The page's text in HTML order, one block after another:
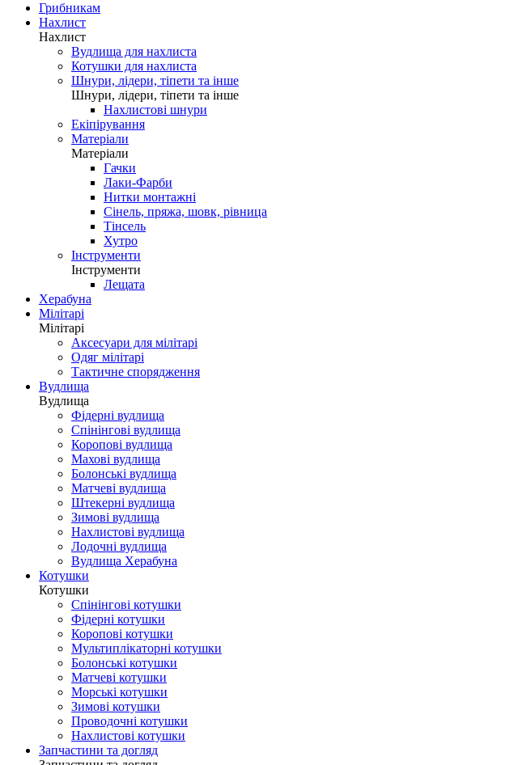
Грибникам
Нахлист
Нахлист
Вудлища для нахлиста
Котушки для нахлиста
Шнури, лідери, тіпети та інше
Шнури, лідери, тіпети та інше
Нахлистові шнури
Екіпірування
Матеріали
Матеріали
Гачки
Лаки-Фарби
Нитки монтажні
Сінель, пряжа, шовк, рівница
Тінсель
Хутро
Інструменти
Інструменти
Лещата
Херабуна
Мілітарі
Мілітарі
Аксесуари для мілітарі
Одяг мілітарі
Тактичне спорядження
Вудлища
Вудлища
Фідерні вудлища
Спінінгові вудлища
Коропові вудлища
Махові вудлища
Болонські вудлища
Матчеві вудлища
Штекерні вудлища
Зимові вудлища
Нахлистові вудлища
Лодочні вудлища
Вудлища Херабуна
Котушки
Котушки
Спінінгові котушки
Фідерні котушки
Коропові котушки
Мультиплікаторні котушки
Болонські котушки
Матчеві котушки
Морські котушки
Зимові котушки
Проводочні котушки
Нахлистові котушки
Запчастини та догляд